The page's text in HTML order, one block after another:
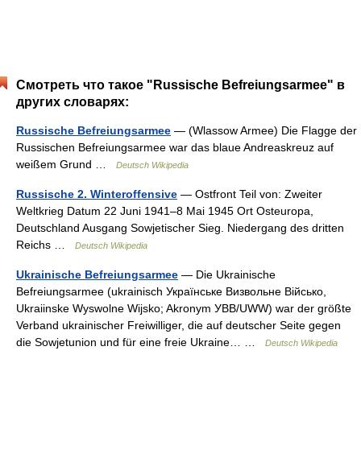
Смотреть что такое "Russische Befreiungsarmee" в
других словарях:
Russische Befreiungsarmee — (Wlassow Armee) Die Flagge der
Russischen Befreiungsarmee war das blaue Andreaskreuz auf
weißem Grund …
Deutsch Wikipedia
Russische 2. Winteroffensive — Ostfront Teil von: Zweiter
Weltkrieg Datum 22 Juni 1941–8 Mai 1945 Ort Osteuropa,
Deutschland Ausgang Sowjetischer Sieg. Niedergang des dritten
Reichs …
Deutsch Wikipedia
Ukrainische Befreiungsarmee — Die Ukrainische
Befreiungsarmee (ukrainisch Українське Визвольне Військо,
Ukraiinske Wyswolne Wijsko; Akronym УВВ/UWW) war der größte
Verband ukrainischer Freiwilliger, die auf deutscher Seite gegen
die Sowjetunion und für eine freie Ukraine… …
Deutsch Wikipedia